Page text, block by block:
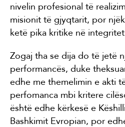
nivelin profesional të
misionit të gjyqtarit, por
ketë pika kritike në
Zogaj tha se dija do të jetë
performancës, duke
edhe me themelimin e akti
perfomanca mbi kritere
është edhe kërkesë e
Bashkimit Evropian, por